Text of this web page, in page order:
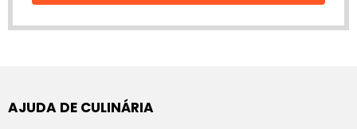
AJUDA DE CULINÁRIA